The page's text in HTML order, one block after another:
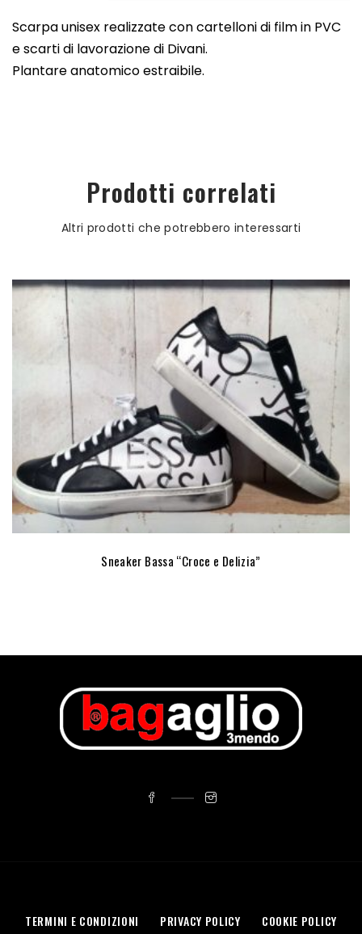
Scarpa unisex realizzate con cartelloni di film in PVC
e scarti di lavorazione di Divani.
Plantare anatomico estraibile.
Prodotti correlati
Altri prodotti che potrebbero interessarti
Sneaker Bassa “Croce e Delizia”
TERMINI E CONDIZIONI PRIVACY POLICY COOKIE POLICY